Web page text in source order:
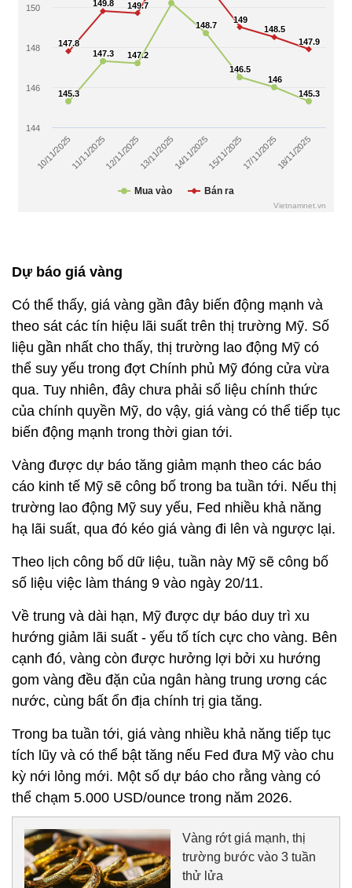
Dự báo giá vàng
Có thể thấy, giá vàng gần đây biến động mạnh và
theo sát các tín hiệu lãi suất trên thị trường Mỹ. Số
liệu gần nhất cho thấy, thị trường lao động Mỹ có
thể suy yếu trong đợt Chính phủ Mỹ đóng cửa vừa
qua. Tuy nhiên, đây chưa phải số liệu chính thức
của chính quyền Mỹ, do vậy, giá vàng có thể tiếp tục
biến động mạnh trong thời gian tới.
Vàng được dự báo tăng giảm mạnh theo các báo
cáo kinh tế Mỹ sẽ công bố trong ba tuần tới. Nếu thị
trường lao động Mỹ suy yếu, Fed nhiều khả năng
hạ lãi suất, qua đó kéo giá vàng đi lên và ngược lại.
Theo lịch công bố dữ liệu, tuần này Mỹ sẽ công bố
số liệu việc làm tháng 9 vào ngày 20/11.
Về trung và dài hạn, Mỹ được dự báo duy trì xu
hướng giảm lãi suất - yếu tố tích cực cho vàng. Bên
cạnh đó, vàng còn được hưởng lợi bởi xu hướng
gom vàng đều đặn của ngân hàng trung ương các
nước, cùng bất ổn địa chính trị gia tăng.
Trong ba tuần tới, giá vàng nhiều khả năng tiếp tục
tích lũy và có thể bật tăng nếu Fed đưa Mỹ vào chu
kỳ nới lỏng mới. Một số dự báo cho rằng vàng có
thể chạm 5.000 USD/ounce trong năm 2026.
Vàng rớt giá mạnh, thị
trường bước vào 3 tuần
thử lửa